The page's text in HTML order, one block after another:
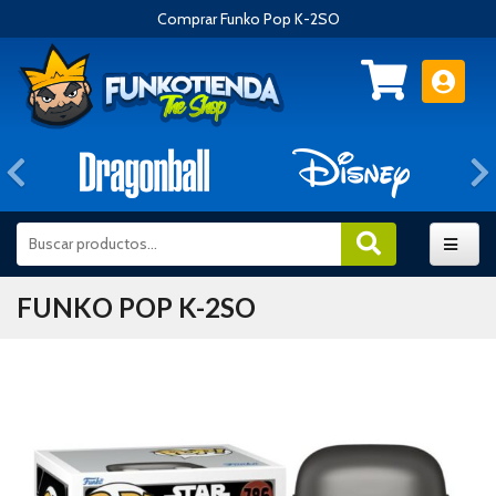
Comprar Funko Pop K-2SO
Anterior
FUNKO POP K-2SO